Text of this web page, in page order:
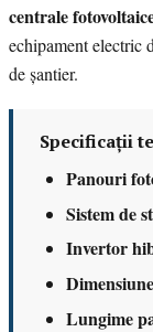
centrale
echipament electric
de șantier.
Specificații
Panouri
Sistem de
Invertor
Lungime